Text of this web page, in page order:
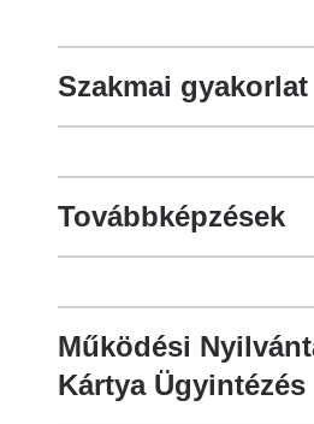
Szakmai gyakorlat
Továbbképzések
Működési
Kártya Ügyintézés